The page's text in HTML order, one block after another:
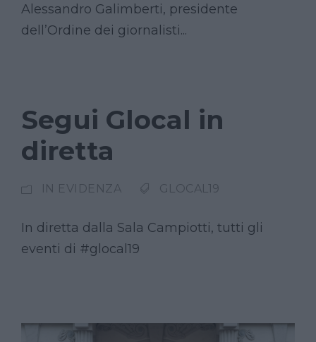
Alessandro Galimberti, presidente
dell’Ordine dei giornalisti...
Segui Glocal in
diretta
IN EVIDENZA GLOCAL19
In diretta dalla Sala Campiotti, tutti gli
eventi di #glocal19